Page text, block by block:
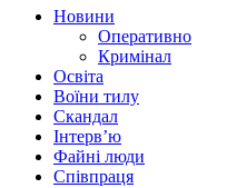
Новини
Оперативно
Кримінал
Освіта
Воїни тилу
Скандал
Інтерв’ю
Файні люди
Співпраця